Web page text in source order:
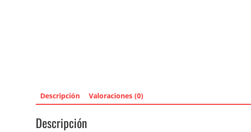
Descripción Valoraciones (0)
Descripción